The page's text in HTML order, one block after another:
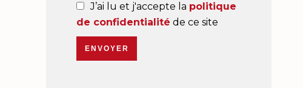
J’ai lu et j'accepte la politique
de confidentialité de ce site
ENVOYER